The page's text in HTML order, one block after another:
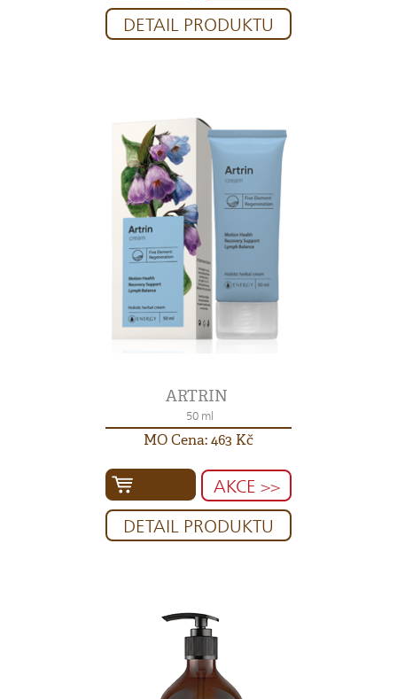
DETAIL PRODUKTU
ARTRIN
50 ml
MO Cena: 463 Kč
AKCE >>
DETAIL PRODUKTU